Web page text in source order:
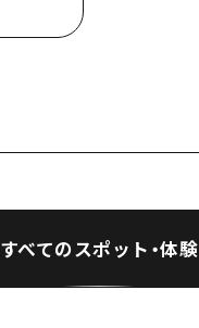
すべてのスポット・体験